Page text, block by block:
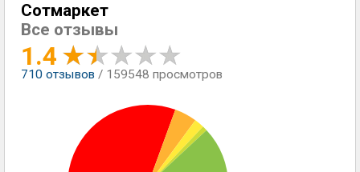
Сотмаркет
Все отзывы
1.4
710 отзывов / 159548 просмотров